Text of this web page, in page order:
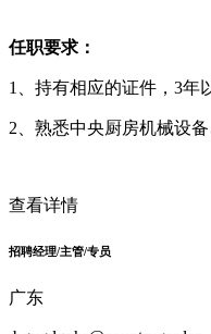
任职要求：
1、持有相应的证件，3年
2、熟悉中央厨房机械设
查看详情
招聘经理/主管/专员
广东